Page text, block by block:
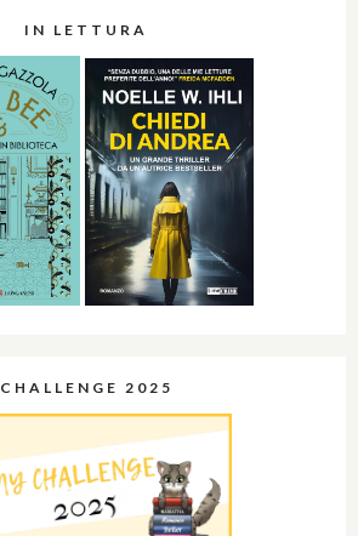
IN LETTURA
CHALLENGE 2025